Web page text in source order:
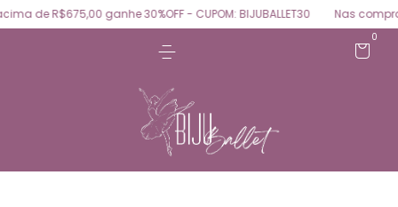
de R$675,00 ganhe 30%OFF - CUPOM: BIJUBALLET30 Nas
0